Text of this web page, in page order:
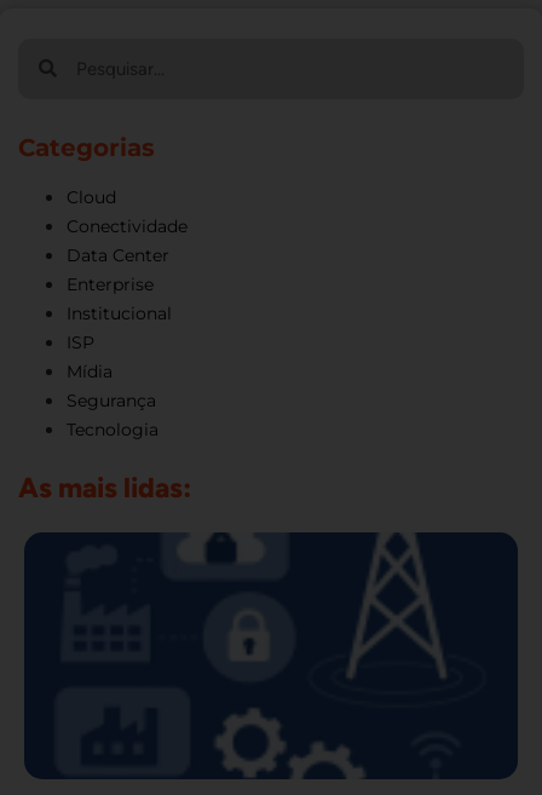
Categorias
Cloud
Conectividade
Data Center
Enterprise
Institucional
ISP
Mídia
Segurança
Tecnologia
As mais lidas: